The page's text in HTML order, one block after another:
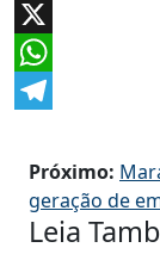
Facebook
X
WhatsApp
Próximo:
geração de
Leia